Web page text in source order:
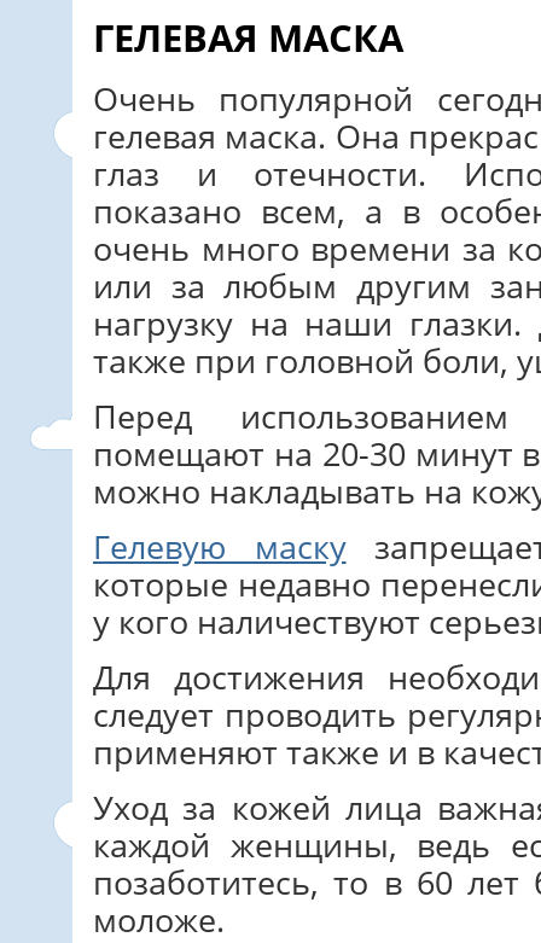
ГЕЛЕВАЯ МАСКА
Очень популярной
гелевая маска. Она
глаз и отечности.
показано всем, а в
очень много времени за
или за любым другим
нагрузку на наши
также при головной боли,
Перед
помещают на 20-30 минут
можно накладывать на
Гелевую маску
которые недавно
у кого наличествуют
Для достижения
следует проводить
применяют также и в
Уход за кожей лица
каждой женщины, ведь
позаботитесь, то в 60
моложе.